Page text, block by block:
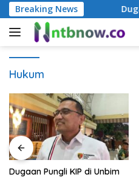
Langsung
ke
konten
Breaking News
Anak Dugaan
Hukum
Dugaan Pungli KIP di Unbim